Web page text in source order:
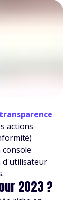
actions
console
d'utilisateur
2023 ?